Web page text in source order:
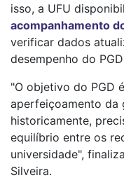
isso, a UFU
acompanhamento
verificar dados
desempenho do
"O objetivo do PGD
aperfeiçoamento da
historicamente,
equilíbrio entre os
universidade",
Silveira.